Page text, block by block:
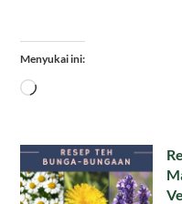
Menyukai ini:
Memuat...